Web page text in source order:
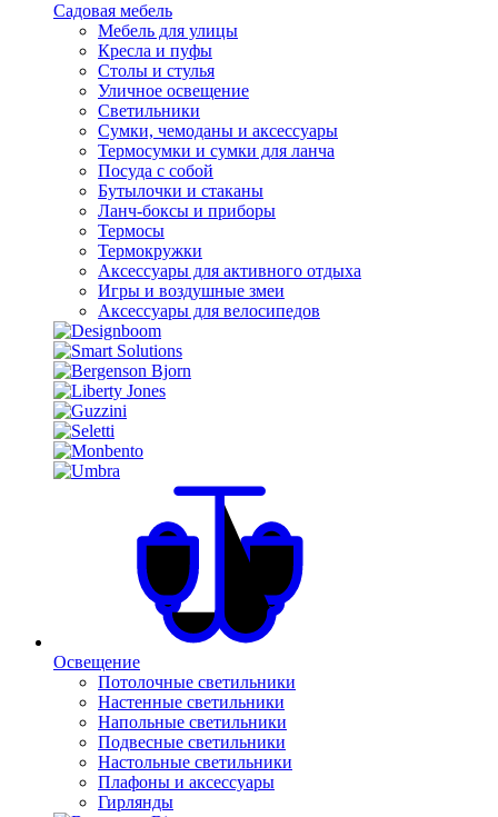
Садовая мебель
Мебель для улицы
Кресла и пуфы
Столы и стулья
Уличное освещение
Светильники
Сумки, чемоданы и аксессуары
Термосумки и сумки для ланча
Посуда с собой
Бутылочки и стаканы
Ланч-боксы и приборы
Термосы
Термокружки
Аксессуары для активного отдыха
Игры и воздушные змеи
Аксессуары для велосипедов
Освещение
Потолочные светильники
Настенные светильники
Напольные светильники
Подвесные светильники
Настольные светильники
Плафоны и аксессуары
Гирлянды